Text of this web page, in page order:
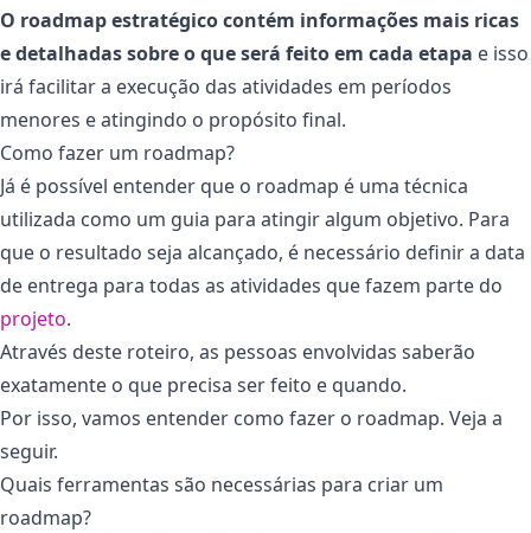
O roadmap estratégico contém informações mais ricas
e detalhadas sobre o que será feito em cada etapa e isso
irá facilitar a execução das atividades em períodos
menores e atingindo o propósito final.
Como fazer um roadmap?
Já é possível entender que o roadmap é uma técnica
utilizada como um guia para atingir algum objetivo. Para
que o resultado seja alcançado, é necessário definir a data
de entrega para todas as atividades que fazem parte do
projeto.
Através deste roteiro, as pessoas envolvidas saberão
exatamente o que precisa ser feito e quando.
Por isso, vamos entender como fazer o roadmap. Veja a
seguir.
Quais ferramentas são necessárias para criar um
roadmap?